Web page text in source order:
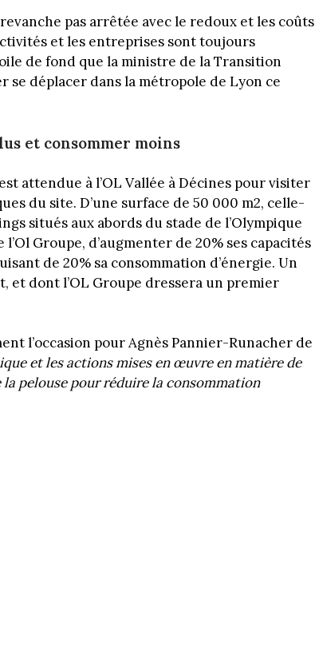
pas arrêtée avec le redoux et les coûts
et les entreprises sont toujours
de fond que la ministre de la Transition
se déplacer dans la métropole de Lyon ce
et consommer moins
attendue à l’OL Vallée à Décines pour visiter
du site. D’une surface de 50 000 m2, celle-
situés aux abords du stade de l’Olympique
Groupe, d’augmenter de 20% ses capacités
de 20% sa consommation d’énergie. Un
et dont l’OL Groupe dressera un premier
l’occasion pour Agnès Pannier-Runacher de
et les actions mises en œuvre en matière de
la pelouse pour réduire la consommation